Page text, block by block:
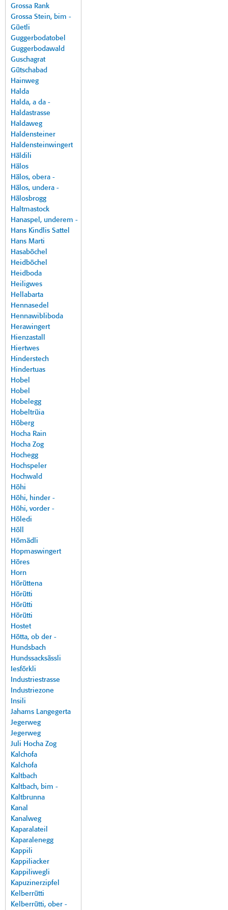
Grossa Rank
Grossa Stein, bim -
Güetli
Guggerbodatobel
Guggerbodawald
Guschagrat
Gütschabad
Hainweg
Halda
Halda, a da -
Haldastrasse
Haldaweg
Haldensteiner
Haldensteinwingert
Häldili
Hälos
Hälos, obera -
Hälos, undera -
Hälosbrogg
Haltmastock
Hanaspel, underem -
Hans Kindlis Sattel
Hans Marti
Hasaböchel
Heidböchel
Heidboda
Heiligwes
Hellabarta
Hennasedel
Hennawibliboda
Herawingert
Hienzastall
Hiertwes
Hinderstech
Hindertuas
Hobel
Hobel
Hobelegg
Hobeltrüia
Höberg
Hocha Rain
Hocha Zog
Hochegg
Hochspeler
Hochwald
Höhi
Höhi, hinder -
Höhi, vorder -
Höledi
Höll
Hömädli
Hopmaswingert
Höres
Horn
Hörüttena
Hörütti
Hörütti
Hörütti
Hostet
Hötta, ob der -
Hundsbach
Hundssacksässli
Iesförkli
Industriestrasse
Industriezone
Insili
Jahams Langegerta
Jegerweg
Jegerweg
Juli Hocha Zog
Kalchofa
Kalchofa
Kaltbach
Kaltbach, bim -
Kaltbrunna
Kanal
Kanalweg
Kaparalateil
Kaparalenegg
Kappili
Kappiliacker
Kappiliwegli
Kapuzinerzipfel
Kelberrütti
Kelberrütti, ober -